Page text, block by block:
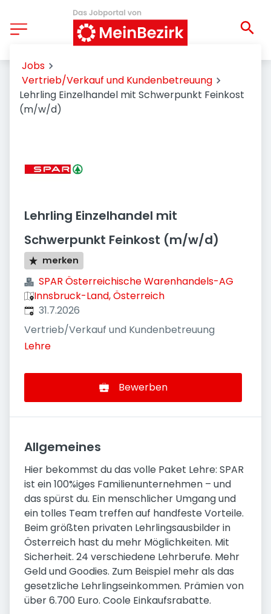
Jobs
Vertrieb/Verkauf und Kundenbetreuung
Lehrling Einzelhandel mit Schwerpunkt Feinkost
(m/w/d)
Lehrling Einzelhandel mit
Schwerpunkt Feinkost (m/w/d)
merken
SPAR Österreichische Warenhandels-AG
Innsbruck-Land, Österreich
Veröffentlicht
31.7.2026
Vertrieb/Verkauf und Kundenbetreuung
Lehre
Bewerben
Allgemeines
Hier bekommst du das volle Paket Lehre: SPAR
ist ein 100%iges Familienunternehmen – und
das spürst du. Ein menschlicher Umgang und
ein tolles Team treffen auf handfeste Vorteile.
Beim größten privaten Lehrlingsausbilder in
Österreich hast du mehr Möglichkeiten. Mit
Sicherheit. 24 verschiedene Lehrberufe. Mehr
Geld und Goodies. Zum Beispiel mehr als das
gesetzliche Lehrlingseinkommen. Prämien von
über 6.700 Euro. Coole Einkaufsrabatte.